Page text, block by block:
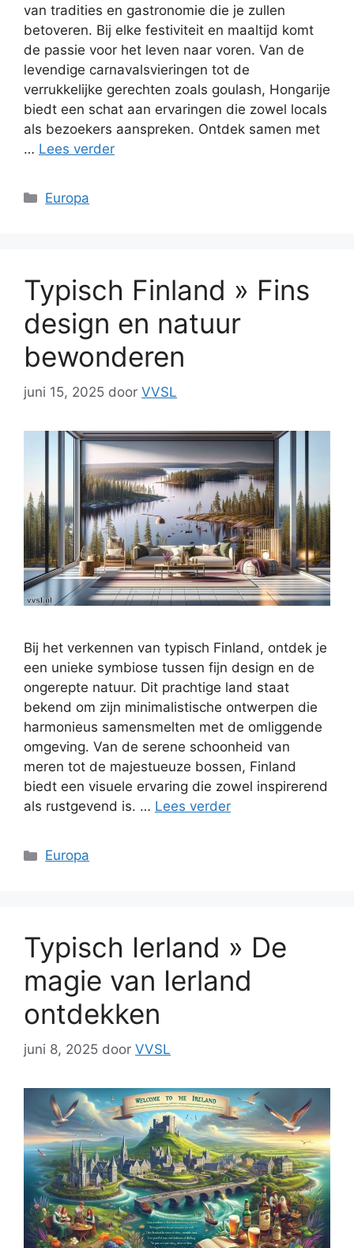
van tradities en gastronomie die je zullen
betoveren. Bij elke festiviteit en maaltijd komt
de passie voor het leven naar voren. Van de
levendige carnavalsvieringen tot de
verrukkelijke gerechten zoals goulash, Hongarije
biedt een schat aan ervaringen die zowel locals
als bezoekers aanspreken. Ontdek samen met
… Lees verder
Categorieën
Europa
Typisch Finland » Fins
design en natuur
bewonderen
juni 15, 2025 door VVSL
Bij het verkennen van typisch Finland, ontdek je
een unieke symbiose tussen fijn design en de
ongerepte natuur. Dit prachtige land staat
bekend om zijn minimalistische ontwerpen die
harmonieus samensmelten met de omliggende
omgeving. Van de serene schoonheid van
meren tot de majestueuze bossen, Finland
biedt een visuele ervaring die zowel inspirerend
als rustgevend is. … Lees verder
Categorieën
Europa
Typisch Ierland » De
magie van Ierland
ontdekken
juni 8, 2025 door VVSL